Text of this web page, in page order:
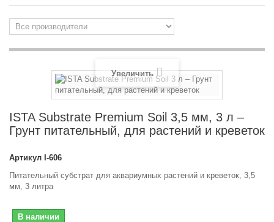
Увеличить
ISTA Substrate Premium Soil 3,5 мм, 3 л –
Грунт питательный, для растений и креветок
Артикул I-606
Питательный субстрат для аквариумных растений и креветок, 3,5
мм, 3 литра
В наличии